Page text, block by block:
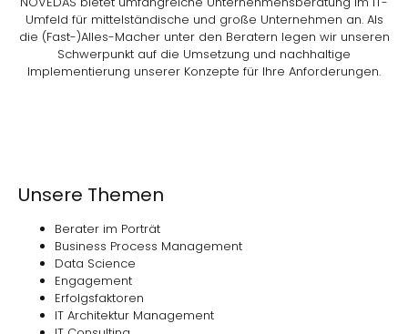
Umfeld für mittelständische und große Unternehmen an. Als
die (Fast-)Alles-Macher unter den Beratern legen wir unseren
Schwerpunkt auf die Umsetzung und nachhaltige
Implementierung unserer Konzepte für Ihre Anforderungen.
Unsere Themen
Berater im Porträt
Business Process Management
Data Science
Engagement
Erfolgsfaktoren
IT Architektur Management